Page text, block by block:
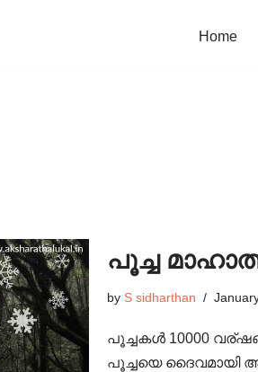
Home
പൂച്ച
by S sidharthan
പൂച്ചകൾ 10000
പൂച്ചയെ ദൈവമായി